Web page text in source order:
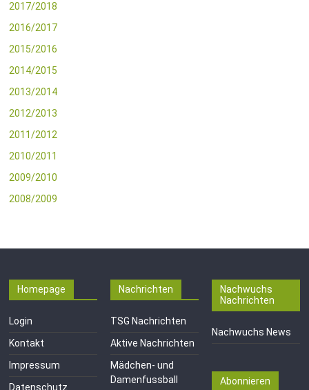
2017/2018
2016/2017
2015/2016
2014/2015
2013/2014
2012/2013
2011/2012
2010/2011
2009/2010
2008/2009
Homepage
Login
Kontakt
Impressum
Datenschutz
Nachrichten
TSG Nachrichten
Aktive Nachrichten
Mädchen- und
Damenfussball
Nachwuchs
Nachrichten
Nachwuchs News
Abonnieren